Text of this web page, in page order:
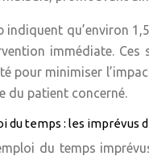
indiquent qu’environ
immédiate.
pour minimiser
du patient concerné.
du temps : les imprévus
du temps